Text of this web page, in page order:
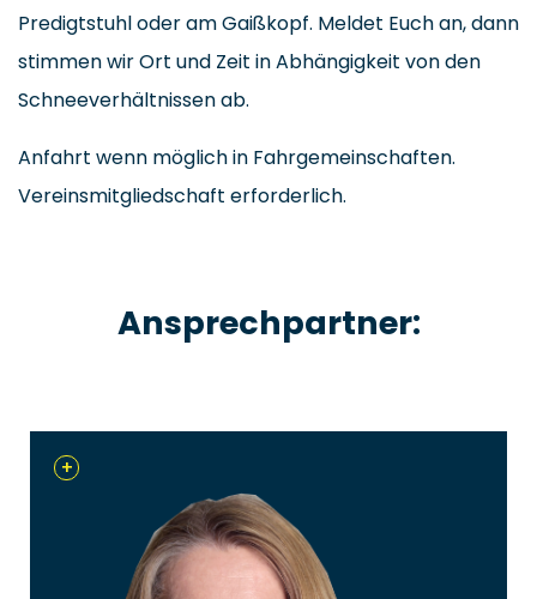
Predigtstuhl oder am Gaißkopf. Meldet Euch an, dann
stimmen wir Ort und Zeit in Abhängigkeit von den
Schneeverhältnissen ab.
Anfahrt wenn möglich in Fahrgemeinschaften.
Vereinsmitgliedschaft erforderlich.
Ansprechpartner:
+